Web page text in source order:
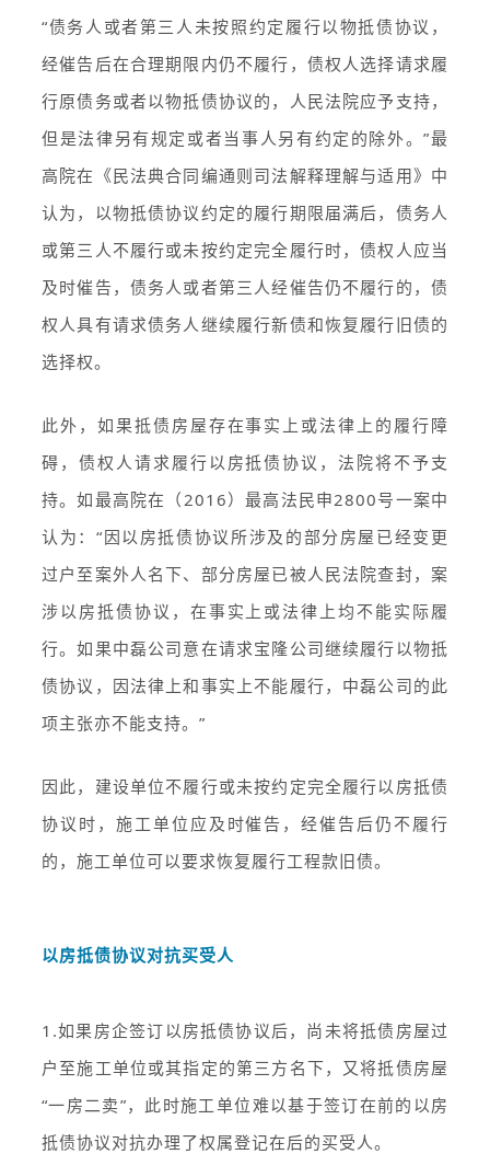
“债务人或者第三人未按照约定履行以物抵债协议，
经催告后在合理期限内仍不履行，债权人选择请求履
行原债务或者以物抵债协议的，人民法院应予支持，
但是法律另有规定或者当事人另有约定的除外。”最
高院在《民法典合同编通则司法解释理解与适用》中
认为，以物抵债协议约定的履行期限届满后，债务人
或第三人不履行或未按约定完全履行时，债权人应当
及时催告，债务人或者第三人经催告仍不履行的，债
权人具有请求债务人继续履行新债和恢复履行旧债的
选择权。
此外，如果抵债房屋存在事实上或法律上的履行障
碍，债权人请求履行以房抵债协议，法院将不予支
持。如最高院在（2016）最高法民申2800号一案中
认为：“因以房抵债协议所涉及的部分房屋已经变更
过户至案外人名下、部分房屋已被人民法院查封，案
涉以房抵债协议，在事实上或法律上均不能实际履
行。如果中磊公司意在请求宝隆公司继续履行以物抵
债协议，因法律上和事实上不能履行，中磊公司的此
项主张亦不能支持。”
因此，建设单位不履行或未按约定完全履行以房抵债
协议时，施工单位应及时催告，经催告后仍不履行
的，施工单位可以要求恢复履行工程款旧债。
以房抵债协议对抗买受人
1.如果房企签订以房抵债协议后，尚未将抵债房屋过
户至施工单位或其指定的第三方名下，又将抵债房屋
“一房二卖”，此时施工单位难以基于签订在前的以房
抵债协议对抗办理了权属登记在后的买受人。